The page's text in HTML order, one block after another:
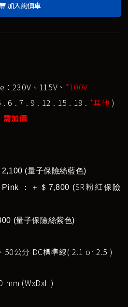
加入詢價車
230V、115V、 *100V
6 . 7 . 9 . 12 . 15 . 19 . *其他 )
需加價
(量子保險絲藍色)
Pink ：＋＄7,800 (SR粉紅保險
(量子保險絲紫色)
50公分 DC標準線( 2.1 or 2.5 )
mm (WxDxH)